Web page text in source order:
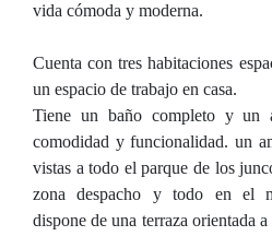
vida cómoda y moderna.
Cuenta con tres habitaciones
un espacio de trabajo en casa.
Tiene un baño completo y un
comodidad y funcionalidad. un
vistas a todo el parque de los
zona despacho y todo en el
dispone de una terraza orientada a